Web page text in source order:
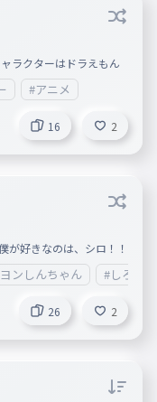
ラクターはドラえもん
#アニメ
16 2
が好きなのは、シロ！！
ンしんちゃん #しろ
26 2